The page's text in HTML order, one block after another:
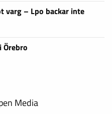
varg – Lpo backar inte
Media